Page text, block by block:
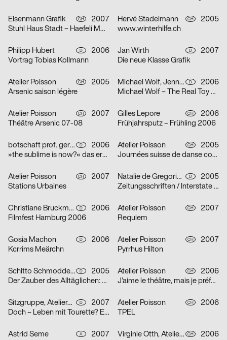
Eisenmann Grafik CH
2007
Stuhl Haus Stadt – Haefeli Moser Steiger
Hervé Stadelmann CH
2005
www.winterhilfe.ch
Philipp Hubert D
2006
Vortrag Tobias Kollmann
Jan Wirth D
2007
Die neue Klasse Grafik
Atelier Poisson CH
2005
Arsenic saison légère
Michael Wolf, Jennie Boie, Büro für Gestaltung Janssen D
2006
Michael Wolf – The Real Toy Story
Atelier Poisson CH
2007
Théâtre Arsenic 07-08
Gilles Lepore CH
2006
Frühjahrsputz – Frühling 2006
botschaft prof. gertrud nolte visuelle kommunikation und beratung D
2006
»the sublime is now?« das erhabene in der zeitgenössischen kunst
Atelier Poisson CH
2005
Journées suisse de danse contemporaine 2006
Atelier Poisson CH
2007
Stations Urbaines
Natalie de Gregorio, Manuel Dollt, Sebastian Fischer, Philipp Hubert, Tina Pachner D
2005
Zeitungsschriften / Interstate / Zu Peter Behrens / Dialog über Schrift und Typografie / Herbert Bayer und das Bauhaus
Christiane Bruckmann, Ute Necker D
2006
Filmfest Hamburg 2006
Atelier Poisson CH
2007
Requiem
Gosia Machon D
2006
Kcrrims Meärchn
Atelier Poisson CH
2007
Pyrrhus Hilton
Schitto Schmodde Waack Werbeagentur GmbH D
2005
Der Zauber des Alltäglichen: Punk / Unplugged / E-Mail / Tattoo
Atelier Poisson CH
2006
J’aime le théâtre, mais je préfère la télévision
Sitzgruppe, Ateliergemeinschaft selbständiger Grafik-Designerinnen D
2007
Doch – Leben mit Tourette? Erst recht!
Atelier Poisson CH
2006
TPEL
Astrid Seme A
2007
Virginie Otth, Atelier Poisson CH
2006